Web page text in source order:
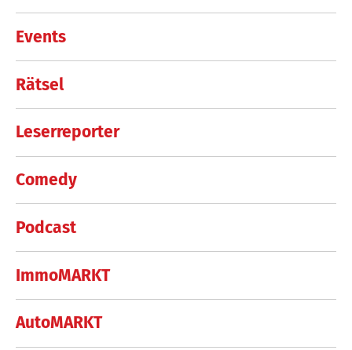
Events
Rätsel
Leserreporter
Comedy
Podcast
ImmoMARKT
AutoMARKT